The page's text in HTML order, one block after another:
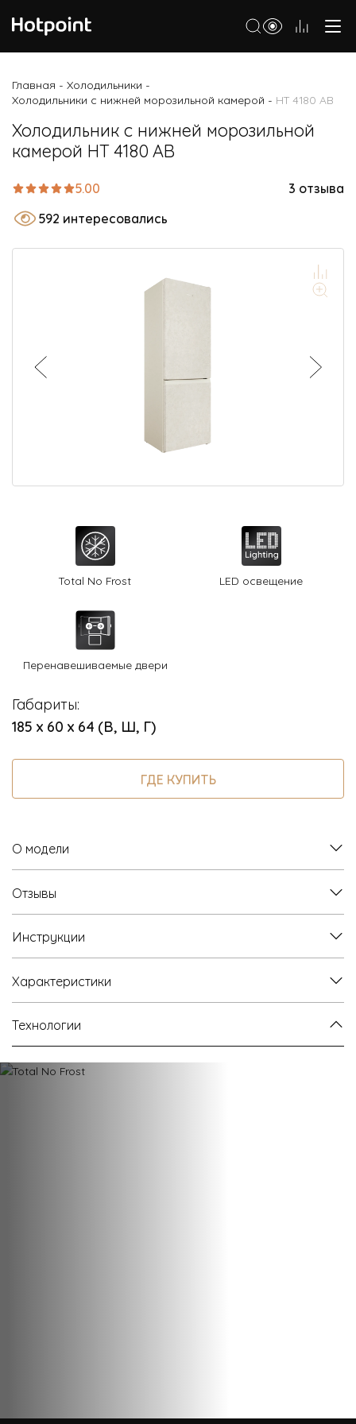
Морозильные камеры
Стиральные и сушильные машины
Посудомоечные машины
Варочные панели
Духовые шкафы
Малая бытовая техника
О Hotpoint
8 800 3333 887
Главная - Холодильники -
Холодильники с нижней морозильной камерой - HT 4180 AB
Холодильник с нижней морозильной
камерой HT 4180 AB
5.00
3 отзыва
592 интересовались
Total No Frost LED освещение
Перенавешиваемые двери
Габариты:
185 х 60 х 64 (В, Ш, Г)
ГДЕ КУПИТЬ
О модели
Отзывы
Инструкции
Характеристики
Технологии